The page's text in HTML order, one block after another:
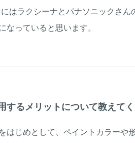
はラクシーナとパナソニックさ
なっていると思います。
するメリットについて教えて
はじめとして、ペイントカラーや